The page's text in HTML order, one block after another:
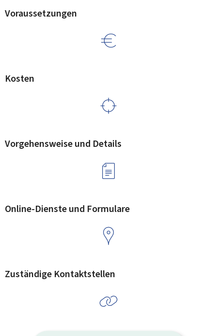
Voraussetzungen
Kosten
Vorgehensweise und Details
Online-Dienste und Formulare
Zuständige Kontaktstellen